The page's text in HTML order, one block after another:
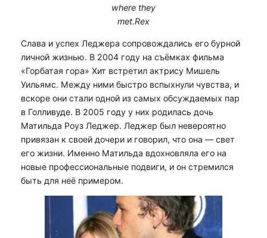
where they
met.Rex
Слава и успех Леджера сопровождались его бурной
личной жизнью. В 2004 году на съёмках фильма
«Горбатая гора» Хит встретил актрису Мишель
Уильямс. Между ними быстро вспыхнули чувства, и
вскоре они стали одной из самых обсуждаемых пар
в Голливуде. В 2005 году у них родилась дочь
Матильда Роуз Леджер. Леджер был невероятно
привязан к своей дочери и говорил, что она — свет
его жизни. Именно Матильда вдохновляла его на
новые профессиональные подвиги, и он стремился
быть для неё примером.